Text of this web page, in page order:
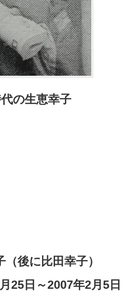
の生恵幸子
（後に比田幸子）
25日～2007年2月5日